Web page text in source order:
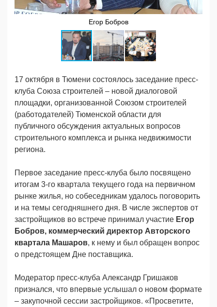
Егор Бобров
17 октября в Тюмени состоялось заседание пресс-
клуба Союза строителей – новой диалоговой
площадки, организованной Союзом строителей
(работодателей) Тюменской области для
публичного обсуждения актуальных вопросов
строительного комплекса и рынка недвижимости
региона.
Первое заседание пресс-клуба было посвящено
итогам 3-го квартала текущего года на первичном
рынке жилья, но собеседникам удалось поговорить
и на темы сегодняшнего дня. В числе экспертов от
застройщиков во встрече принимал участие Егор
Бобров, коммерческий директор Авторского
квартала Машаров, к нему и был обращен вопрос
о предстоящем Дне поставщика.
Модератор пресс-клуба Александр Гришаков
признался, что впервые услышал о новом формате
– закупочной сессии застройщиков. «Просветите,